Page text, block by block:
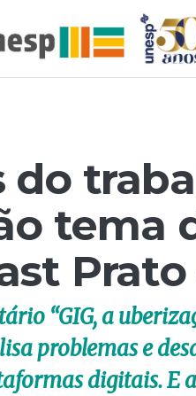
do
tema
Prato
“GIG, a
problemas e
digitais. E